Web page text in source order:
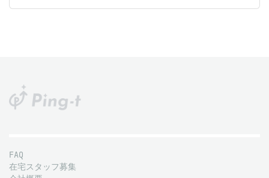
FAQ
在宅スタッフ募集